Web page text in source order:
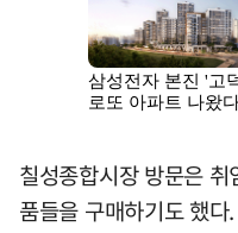
칠성종합시장 방문은
품들을 구매하기도 했다.